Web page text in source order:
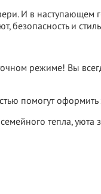
И в
безопасность и
режиме! Вы
помогут оформить
тепла, уюта